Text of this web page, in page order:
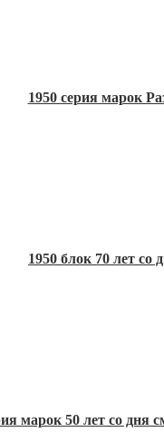
1950 серия марок
1950 блок 70 лет
марок 50 лет со дня